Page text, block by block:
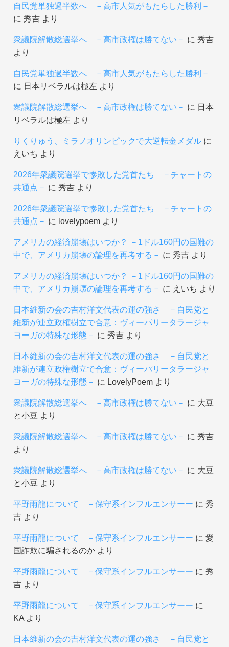
自民党単独過半数へ －高市人気がもたらした勝利－
に 秀吉より
衆議院解散総選挙へ －高市政権は勝てない－ に 秀吉
より
自民党単独過半数へ －高市人気がもたらした勝利－
に 日本リベラルは極左 より
衆議院解散総選挙へ －高市政権は勝てない－ に 日本
リベラルは極左 より
りくりゅう、ミラノオリンピックで大逆転金メダルに
えいち より
2026年衆議院選挙で惨敗した党首たち －チャートの
共通点－ に 秀吉より
2026年衆議院選挙で惨敗した党首たち －チャートの
共通点－ に lovelypoemより
アメリカの経済崩壊はいつか？ －1ドル160円の国難の
中で、アメリカ崩壊の論理を再考する－ に 秀吉より
アメリカの経済崩壊はいつか？ －1ドル160円の国難の
中で、アメリカ崩壊の論理を再考する－ に えいち より
日本維新の会の吉村洋文代表の運の強さ －自民党と
維新が連立政権樹立で合意：ヴィーパリータラージャ
ヨーガの特殊な形態－ に 秀吉より
日本維新の会の吉村洋文代表の運の強さ －自民党と
維新が連立政権樹立で合意：ヴィーパリータラージャ
ヨーガの特殊な形態－ に LovelyPoemより
衆議院解散総選挙へ －高市政権は勝てない－ に 大豆
と小豆 より
衆議院解散総選挙へ －高市政権は勝てない－ に 秀吉
より
衆議院解散総選挙へ －高市政権は勝てない－ に 大豆
と小豆 より
平野雨龍について －保守系インフルエンサーー に 秀
吉より
平野雨龍について －保守系インフルエンサーー に 愛
国詐欺に騙されるのかより
平野雨龍について －保守系インフルエンサーー に 秀
吉より
平野雨龍について －保守系インフルエンサーー に
KAより
日本維新の会の吉村洋文代表の運の強さ －自民党と